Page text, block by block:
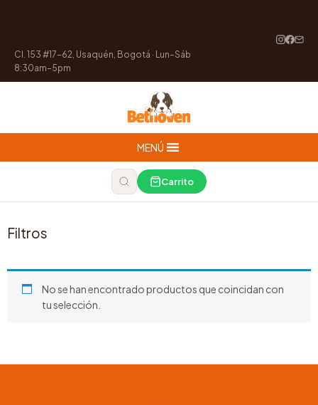
Cl. 153 #17-62, Usaquén, Bogotá · Lun–Sáb
8:30am–5pm
MENÚ
Carrito
Filtros
No se han encontrado productos que coincidan con
tu selección.